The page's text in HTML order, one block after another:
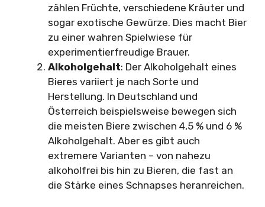
zählen Früchte, verschiedene Kräuter und
sogar exotische Gewürze. Dies macht Bier
zu einer wahren Spielwiese für
experimentierfreudige Brauer.
Alkoholgehalt: Der Alkoholgehalt eines
Bieres variiert je nach Sorte und
Herstellung. In Deutschland und
Österreich beispielsweise bewegen sich
die meisten Biere zwischen 4,5 % und 6 %
Alkoholgehalt. Aber es gibt auch
extremere Varianten – von nahezu
alkoholfrei bis hin zu Bieren, die fast an
die Stärke eines Schnapses heranreichen.